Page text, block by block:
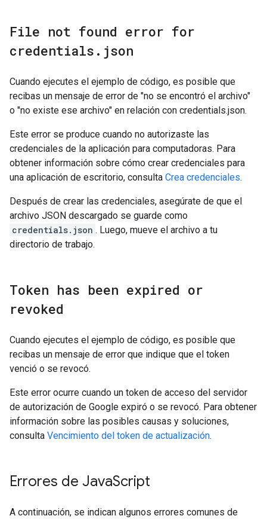
File not found error for
credentials . json
Cuando ejecutes el ejemplo de código, es posible que
recibas un mensaje de error de "no se encontró el archivo"
o "no existe ese archivo" en relación con credentials.json.
Este error se produce cuando no autorizaste las
credenciales de la aplicación para computadoras. Para
obtener información sobre cómo crear credenciales para
una aplicación de escritorio, consulta Crea credenciales.
Después de crear las credenciales, asegúrate de que el
archivo JSON descargado se guarde como
credentials.json . Luego, mueve el archivo a tu
directorio de trabajo.
Token has been expired or
revoked
Cuando ejecutes el ejemplo de código, es posible que
recibas un mensaje de error que indique que el token
venció o se revocó.
Este error ocurre cuando un token de acceso del servidor
de autorización de Google expiró o se revocó. Para obtener
información sobre las posibles causas y soluciones,
consulta Vencimiento del token de actualización.
Errores de JavaScript
A continuación, se indican algunos errores comunes de